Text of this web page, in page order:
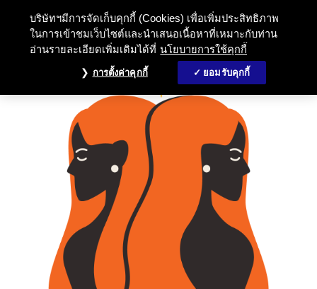
บริษัทฯมีการจัดเก็บคุกกี้ (Cookies) เพื่อเพิ่มประสิทธิภาพ
ในการเข้าชมเว็บไซต์และนำเสนอเนื้อหาที่เหมาะกับท่าน
อ่านรายละเอียดเพิ่มเติมได้ที่ นโยบายการใช้คุกกี้
การตั้งค่าคุกกี้ ยอมรับคุกกี้